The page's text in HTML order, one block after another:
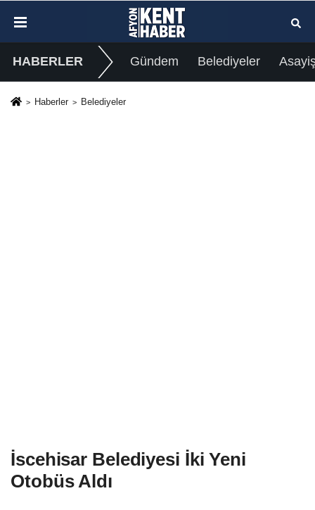
HABERLER Gündem Belediyeler
Haberler Belediyeler
İscehisar Belediyesi İki Yeni
Otobüs Aldı